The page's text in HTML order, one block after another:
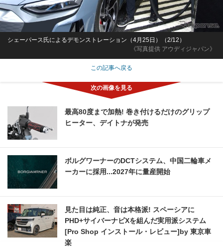
《写真提供 アウディジャパン》
シェーパース氏によるデモンストレーション（4月25日）（2/12）
この記事へ戻る
最高80度まで加熱! 巻き付けるだけのグリップ
ヒーター、デイトナが発売
ボルグワーナーのDCTシステム、中国二輪車メ
ーカーに採用...2027年に量産開始
見た目は純正、音は本格派! スペーシアに
PHD+サイバーナビXを組んだ実用派システム
[Pro Shop インストール・レビュー]by 東京車
楽